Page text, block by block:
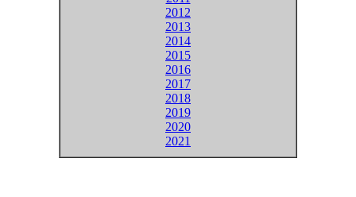
2012
2013
2014
2015
2016
2017
2018
2019
2020
2021